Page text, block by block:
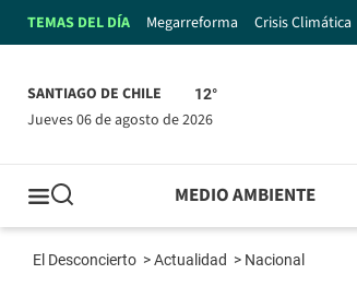
TEMAS DEL DÍA Megarreforma Crisis Climática
SANTIAGO DE CHILE 12°
jueves 06 de agosto de 2026
MEDIO AMBIENTE
El Desconcierto >Actualidad > Nacional